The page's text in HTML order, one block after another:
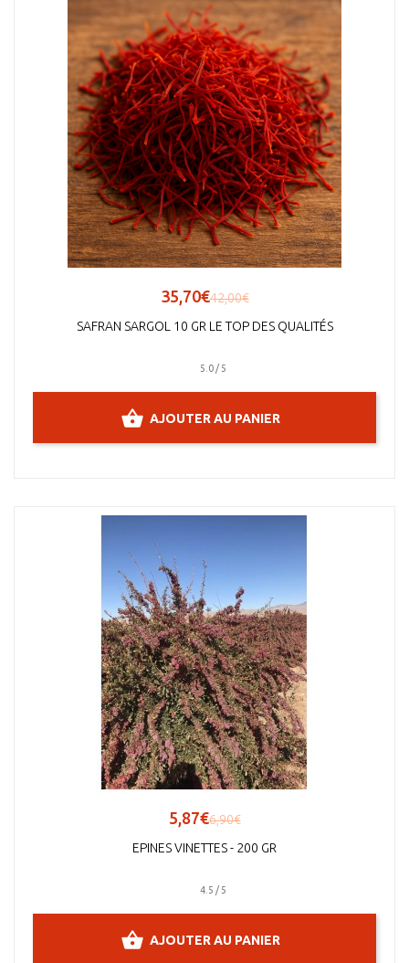
35,70€42,00€
SAFRAN SARGOL 10 GR LE TOP DES QUALITÉS
5.0 / 5
AJOUTER AU PANIER
5,87€6,90€
EPINES VINETTES - 200 GR
4.5 / 5
AJOUTER AU PANIER